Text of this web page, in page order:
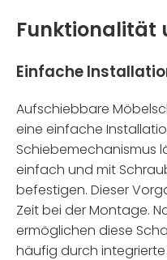
Funktionalität
Einfache
Aufschiebbare
eine einfache
Schiebemechanismus
einfach und mit
befestigen. Dieser
Zeit bei der Montage.
ermöglichen diese
häufig durch